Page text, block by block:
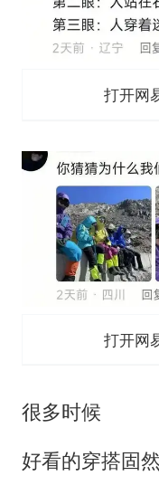
打开网
打开网
很多时候
好看的穿搭固